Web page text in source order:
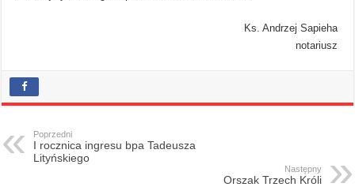
Ks. Andrzej Sapieha
notariusz
Poprzedni
I rocznica ingresu bpa Tadeusza
Lityńskiego
Następny
Orszak Trzech Króli